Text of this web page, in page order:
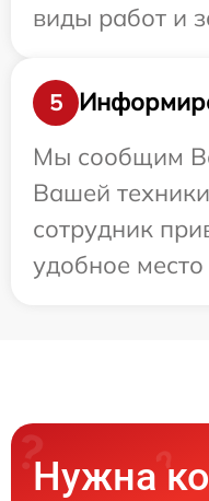
виды работ и
5
Мы сообщим
Вашей
сотрудник
удобное
Нужна